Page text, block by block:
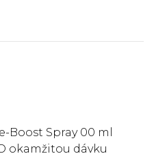
Boost Spray 00 ml
okamžitou dávku